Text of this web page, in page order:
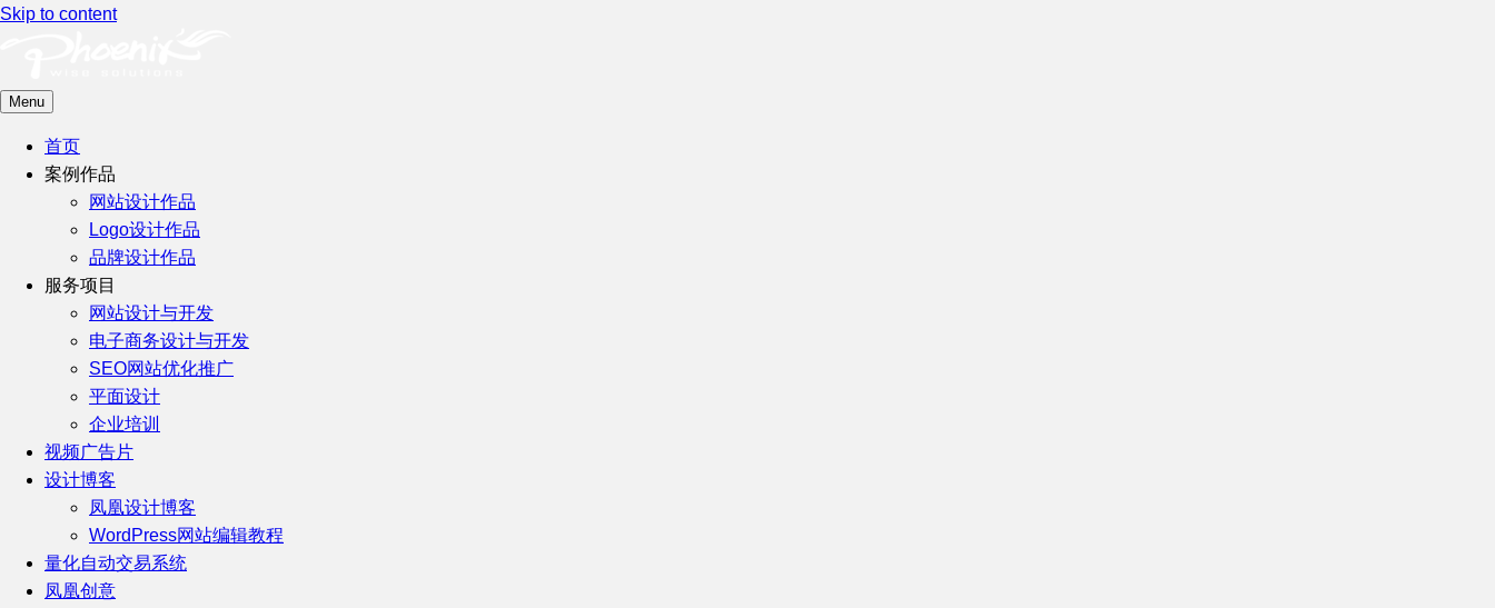
Skip to content
Menu
首页
案例作品
网站设计作品
Logo设计作品
品牌设计作品
服务项目
网站设计与开发
电子商务设计与开发
SEO网站优化推广
平面设计
企业培训
视频广告片
设计博客
凤凰设计博客
WordPress网站编辑教程
量化自动交易系统
凤凰创意